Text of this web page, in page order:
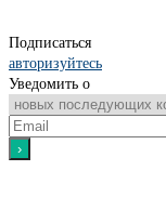
Подписаться
авторизуйтесь
Уведомить о